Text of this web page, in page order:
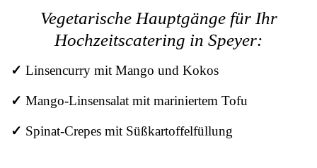
Vegetarische Hauptgänge für Ihr
Hochzeitscatering in Speyer:
✓ Linsencurry mit Mango und Kokos
✓ Mango-Linsensalat mit mariniertem Tofu
✓ Spinat-Crepes mit Süßkartoffelfüllung